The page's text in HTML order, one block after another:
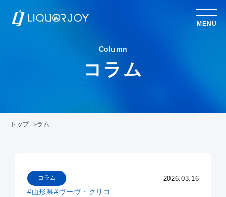
MENU
Column
コラム
トップ コラム
2026.03.16
コラム
#山形県#ヴーヴ・クリコ